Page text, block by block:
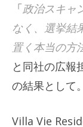
「政治スキャ
なく、選挙結
置く本当の方
と同社の広報
の結果として。
Villa Vie